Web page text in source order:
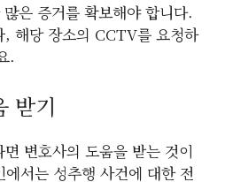
은 증거를 확보해야 합니다.
, 해당 장소의 CCTV를 요청하
.
받기
변호사의 도움을 받는 것이
서는 성추행 사건에 대한 전